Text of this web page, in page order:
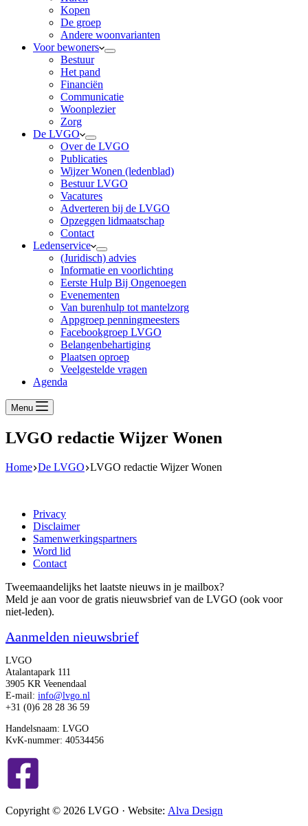
Kopen
De groep
Andere woonvarianten
Voor bewoners
Bestuur
Het pand
Financiën
Communicatie
Woonplezier
Zorg
De LVGO
Over de LVGO
Publicaties
Wijzer Wonen (ledenblad)
Bestuur LVGO
Vacatures
Adverteren bij de LVGO
Opzeggen lidmaatschap
Contact
Ledenservice
(Juridisch) advies
Informatie en voorlichting
Eerste Hulp Bij Ongenoegen
Evenementen
Van burenhulp tot mantelzorg
Appgroep penningmeesters
Facebookgroep LVGO
Belangenbehartiging
Plaatsen oproep
Veelgestelde vragen
Agenda
Menu
LVGO redactie Wijzer Wonen
Home De LVGO LVGO redactie Wijzer Wonen
Privacy
Disclaimer
Samenwerkingspartners
Word lid
Contact
Tweemaandelijks het laatste nieuws in je mailbox?
Meld je aan voor de gratis nieuwsbrief van de LVGO (ook voor
niet-leden).
Aanmelden nieuwsbrief
LVGO
Atalantapark 111
3905 KR Veenendaal
E-mail: info@lvgo.nl
+31 (0)6 28 28 36 59
Handelsnaam: LVGO
KvK-nummer: 40534456
Copyright © 2026 LVGO · Website: Alva Design